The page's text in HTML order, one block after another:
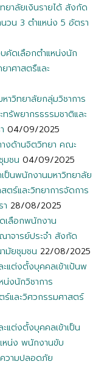
ยาลัยเงินรายได้ สังกัด
นวน 3 ตำแหน่ง 5 อัตรา
คัดเลือกตำแหน่งนัก
าศาสตรืและ
าวิทยาลัยกลุ่มวิชาการ
รัพยากรธรรมชาติและ
04/09/2025
างด้านจิตวิทยา คณะ
มชน 04/09/2025
ป็นพนักงานมหาวิทยาลัย
ร์และวิทยาการจัดการ
28/08/2025
เลือกพนักงาน
าจารย์ประจำ สังกัด
มัยชุมชน 22/08/2025
แต่งตั้งบุคคลเข้าเป้นพ
น่งนักวิชาการ
และวิศวกรรมศาสตร์
แต่งตั้งบุคคลเข้าเป็น
หน่ง พนักงานขับ
วามปลอดภัย